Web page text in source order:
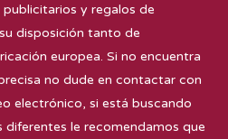
y regalos de
disposición tanto de
europea. Si no encuentra
no dude en contactar con
electrónico, si está buscando
le recomendamos que